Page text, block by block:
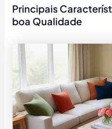
Principais
boa Qualidade